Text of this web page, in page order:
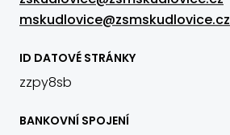
mskudlovice@zsmskudlovice.cz
ID DATOVÉ STRÁNKY
zzpy8sb
BANKOVNÍ SPOJENÍ